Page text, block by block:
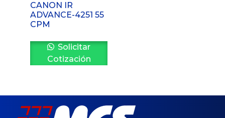
CANON IR
ADVANCE-4251 55
CPM
Solicitar
Cotización